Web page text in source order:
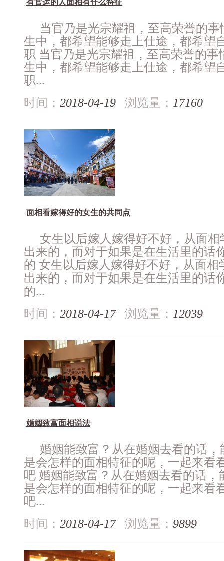
有官运的人面相有什么特征
当官乃是光宗耀祖，至高荣誉的
生中，都希望能够走上仕途，都希望
职 当官乃是光宗耀祖，至高荣誉的
生中，都希望能够走上仕途，都希望
职...
时间： 2018-04-19 浏览量： 17160
面相看嫁得好的女生的共同点
女生以后嫁人嫁得好不好，从面
出来的，而对于如果是在生活里的话
的 女生以后嫁人嫁得好不好，从面
出来的，而对于如果是在生活里的话
的...
时间： 2018-04-17 浏览量： 12039
婚姻致富面相说法
婚姻能致富？从在婚姻去看的话
是会怎样的面相特征的呢，一起来看
吧 婚姻能致富？从在婚姻去看的话
是会怎样的面相特征的呢，一起来看
吧...
时间： 2018-04-17 浏览量： 9899